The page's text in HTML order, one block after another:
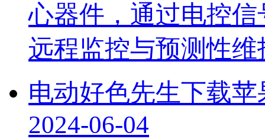
心器件，通过电控
远程监控与预测性
电动好色先生下载
2024-06-04